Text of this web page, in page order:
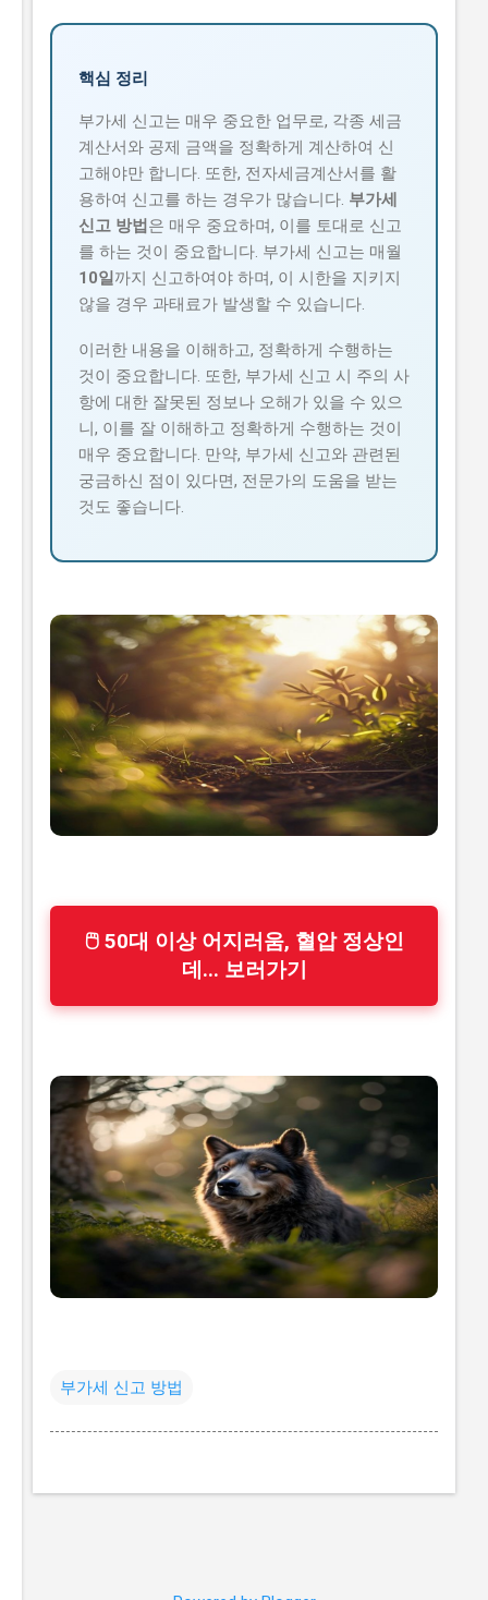
핵심 정리
부가세 신고는 매우 중요한 업무로, 각종 세금
계산서와 공제 금액을 정확하게 계산하여 신
고해야만 합니다. 또한, 전자세금계산서를 활
용하여 신고를 하는 경우가 많습니다. 부가세
신고 방법 은 매우 중요하며, 이를 토대로 신고
를 하는 것이 중요합니다. 부가세 신고는 매월
10일까지 신고하여야 하며, 이 시한을 지키지
않을 경우 과태료가 발생할 수 있습니다.
이러한 내용을 이해하고, 정확하게 수행하는
것이 중요합니다. 또한, 부가세 신고 시 주의 사
항에 대한 잘못된 정보나 오해가 있을 수 있으
니, 이를 잘 이해하고 정확하게 수행하는 것이
매우 중요합니다. 만약, 부가세 신고와 관련된
궁금하신 점이 있다면, 전문가의 도움을 받는
것도 좋습니다.
🖱 50대 이상 어지러움, 혈압 정상인
데... 보러가기
부가세 신고 방법